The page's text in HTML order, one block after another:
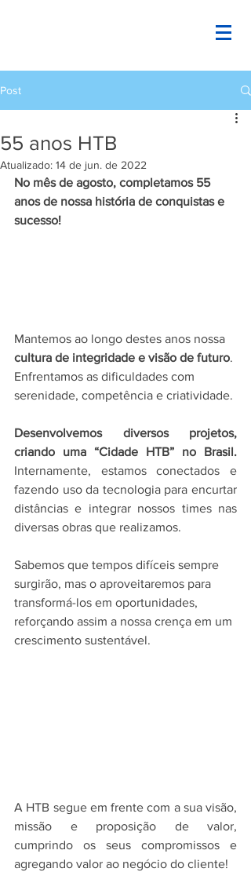
Post
55 anos HTB
Atualizado: 14 de jun. de 2022
No mês de agosto, completamos 55
anos de nossa história de conquistas e
sucesso!
Mantemos ao longo destes anos nossa
cultura de integridade e visão de futuro.
Enfrentamos as dificuldades com
serenidade, competência e criatividade.
Desenvolvemos diversos projetos,
criando uma “Cidade HTB” no Brasil.
Internamente, estamos conectados e
fazendo uso da tecnologia para encurtar
distâncias e integrar nossos times nas
diversas obras que realizamos.
Sabemos que tempos difíceis sempre
surgirão, mas o aproveitaremos para
transformá-los em oportunidades,
reforçando assim a nossa crença em um
crescimento sustentável.
A HTB segue em frente com a sua visão,
missão e proposição de valor,
cumprindo os seus compromissos e
agregando valor ao negócio do cliente!